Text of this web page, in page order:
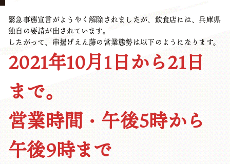
緊急事態宣言がようやく解除されましたが、飲食店には、兵庫県
独自の要請が出されています。
したがって、串揚げえん藤の営業態勢は以下のようになります。
2021年10月1日から21日
まで。
営業時間・午後5時から
午後9時まで